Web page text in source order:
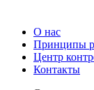
О нас
Принципы
Центр
Контакты